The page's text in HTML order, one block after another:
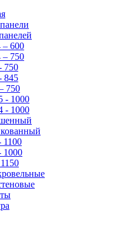
600
750
750
845
750
- 1000
- 1000
1100
1000